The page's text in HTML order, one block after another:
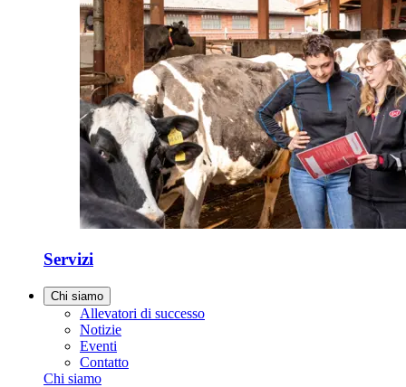
Servizi
Chi siamo
Allevatori di successo
Notizie
Eventi
Contatto
Chi siamo